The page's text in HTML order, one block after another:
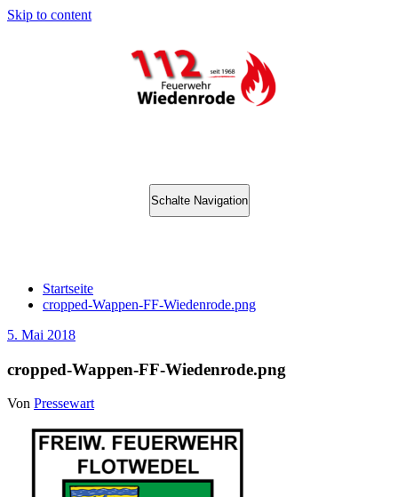
Skip to content
Schalte Navigation
Startseite
cropped-Wappen-FF-Wiedenrode.png
5. Mai 2018
cropped-Wappen-FF-Wiedenrode.png
Von Pressewart